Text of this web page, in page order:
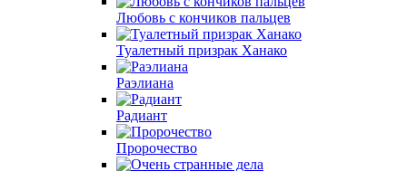
Любовь с кончиков пальцев
Туалетный призрак Ханако
Раэлиана
Радиант
Пророчество